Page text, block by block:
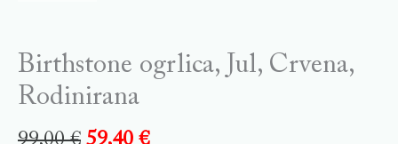
Birthstone ogrlica, Jul, Crvena,
Rodinirana
99,00€ 59,40 €